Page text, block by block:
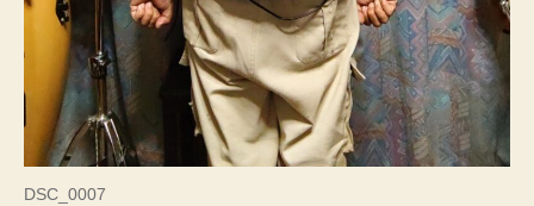
に
効
果
あ
り
へ
の
DSC_0007